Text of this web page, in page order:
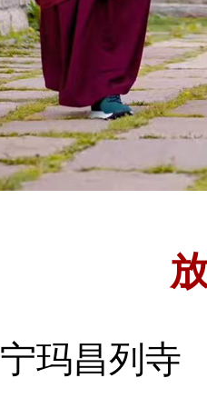
宁玛昌列寺